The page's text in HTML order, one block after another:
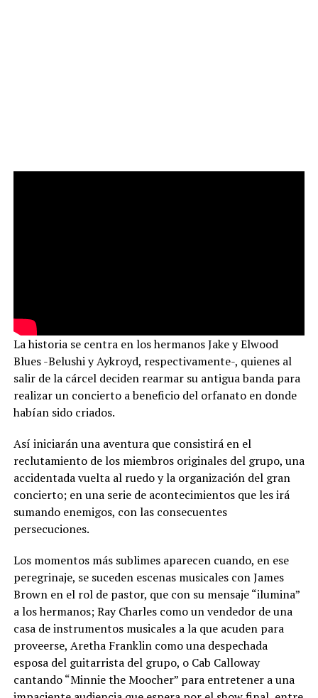
La historia se centra en los hermanos Jake y Elwood
Blues -Belushi y Aykroyd, respectivamente-, quienes al
salir de la cárcel deciden rearmar su antigua banda para
realizar un concierto a beneficio del orfanato en donde
habían sido criados.
Así iniciarán una aventura que consistirá en el
reclutamiento de los miembros originales del grupo, una
accidentada vuelta al ruedo y la organización del gran
concierto; en una serie de acontecimientos que les irá
sumando enemigos, con las consecuentes
persecuciones.
Los momentos más sublimes aparecen cuando, en ese
peregrinaje, se suceden escenas musicales con James
Brown en el rol de pastor, que con su mensaje “ilumina”
a los hermanos; Ray Charles como un vendedor de una
casa de instrumentos musicales a la que acuden para
proveerse, Aretha Franklin como una despechada
esposa del guitarrista del grupo, o Cab Calloway
cantando “Minnie the Moocher” para entretener a una